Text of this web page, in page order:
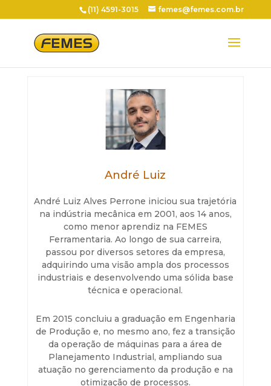
(11) 4591-3015 femes@femes.com.br
André Luiz
André Luiz Alves Perrone iniciou sua trajetória
na indústria mecânica em 2001, aos 14 anos,
como menor aprendiz na FEMES
Ferramentaria. Ao longo de sua carreira,
passou por diversos setores da empresa,
adquirindo uma visão ampla dos processos
industriais e desenvolvendo uma sólida base
técnica e operacional.
Em 2015 concluiu a graduação em Engenharia
de Produção e, no mesmo ano, fez a transição
da operação de máquinas para a área de
Planejamento Industrial, ampliando sua
atuação no gerenciamento da produção e na
otimização de processos.